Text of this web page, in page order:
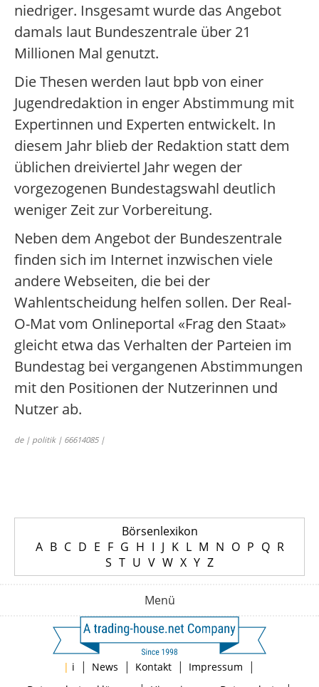
niedriger. Insgesamt wurde das Angebot
damals laut Bundeszentrale über 21
Millionen Mal genutzt.
Die Thesen werden laut bpb von einer
Jugendredaktion in enger Abstimmung mit
Expertinnen und Experten entwickelt. In
diesem Jahr blieb der Redaktion statt dem
üblichen dreiviertel Jahr wegen der
vorgezogenen Bundestagswahl deutlich
weniger Zeit zur Vorbereitung.
Neben dem Angebot der Bundeszentrale
finden sich im Internet inzwischen viele
andere Webseiten, die bei der
Wahlentscheidung helfen sollen. Der Real-
O-Mat vom Onlineportal «Frag den Staat»
gleicht etwa das Verhalten der Parteien im
Bundestag bei vergangenen Abstimmungen
mit den Positionen der Nutzerinnen und
Nutzer ab.
de | politik | 66614085 |
Börsenlexikon
A B C D E F G H I J K L M N O P Q R
S T U V W X Y Z
Menü
| i | News | Kontakt | Impressum |